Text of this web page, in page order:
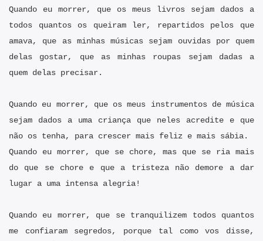
Quando eu morrer, que os meus livros sejam dados a
todos quantos os queiram ler, repartidos pelos que
amava, que as minhas músicas sejam ouvidas por quem
delas gostar, que as minhas roupas sejam dadas a
quem delas precisar.
Quando eu morrer, que os meus instrumentos de música
sejam dados a uma criança que neles acredite e que
não os tenha, para crescer mais feliz e mais sábia.
Quando eu morrer, que se chore, mas que se ria mais
do que se chore e que a tristeza não demore a dar
lugar a uma intensa alegria!
Quando eu morrer, que se tranquilizem todos quantos
me confiaram segredos, porque tal como vos disse,